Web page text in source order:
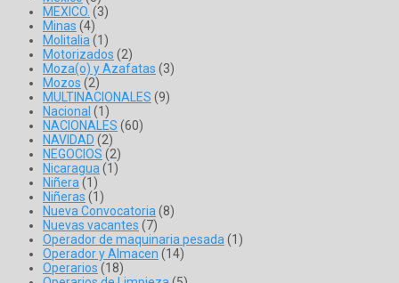
MEXICO. (3)
Minas (4)
Molitalia (1)
Motorizados (2)
Moza(o) y Azafatas (3)
Mozos (2)
MULTINACIONALES (9)
Nacional (1)
NACIONALES (60)
NAVIDAD (2)
NEGOCIOS (2)
Nicaragua (1)
Niñera (1)
Niñeras (1)
Nueva Convocatoria (8)
Nuevas vacantes (7)
Operador de maquinaria pesada (1)
Operador y Almacen (14)
Operarios (18)